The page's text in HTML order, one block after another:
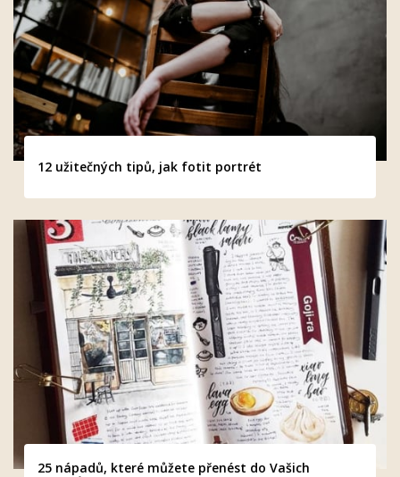
12 užitečných tipů, jak fotit portrét
25 nápadů, které můžete přenést do Vašich